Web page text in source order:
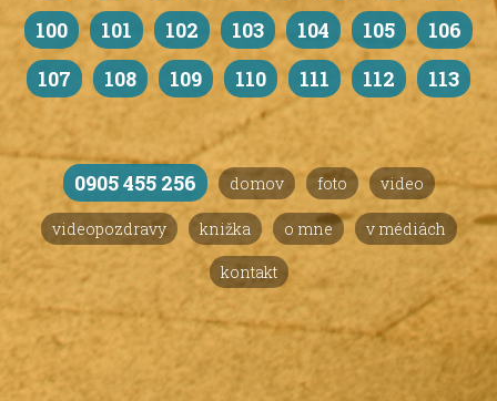
100
101 102 103 104 105
106
107
108 109 110 111 112 113
0905 455 256 domov foto video
videopozdravy knižka o mne v médiách
kontakt